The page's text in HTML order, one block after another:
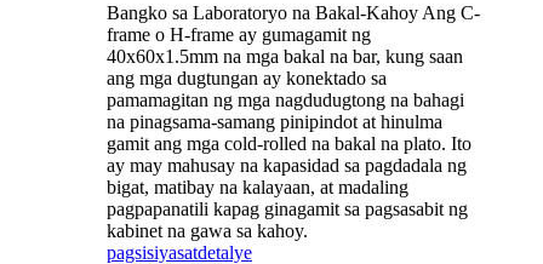
Bangko sa Laboratoryo na Bakal-Kahoy Ang C-
frame o H-frame ay gumagamit ng
40x60x1.5mm na mga bakal na bar, kung saan
ang mga dugtungan ay konektado sa
pamamagitan ng mga nagdudugtong na bahagi
na pinagsama-samang pinipindot at hinulma
gamit ang mga cold-rolled na bakal na plato. Ito
ay may mahusay na kapasidad sa pagdadala ng
bigat, matibay na kalayaan, at madaling
pagpapanatili kapag ginagamit sa pagsasabit ng
kabinet na gawa sa kahoy.
pagsisiyasatdetalye